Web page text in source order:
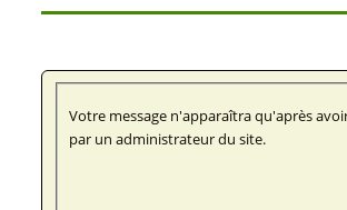
Votre message n'apparaîtra qu'après
par un administrateur du site.